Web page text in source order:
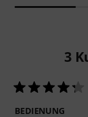
3
BEDIENUNG